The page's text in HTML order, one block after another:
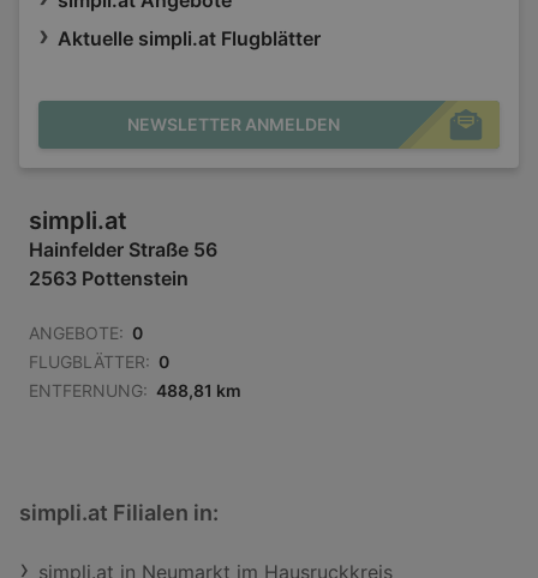
Aktuelle simpli.at Flugblätter
NEWSLETTER ANMELDEN
simpli.at
Hainfelder Straße 56
2563 Pottenstein
ANGEBOTE: 0
FLUGBLÄTTER: 0
ENTFERNUNG: 488,81 km
simpli.at Filialen in:
simpli.at in Neumarkt im Hausruckkreis